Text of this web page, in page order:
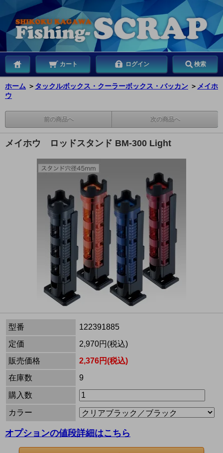
カート ログイン 検索
ホーム ＞ タックルボックス・クーラーボックス・バッカン ＞ メイホ
ウ
前の商品へ 次の商品へ
メイホウ ロッドスタンド BM-300 Light
型番
122391885
定価
2,970円(税込)
販売価格
2,376円(税込)
在庫数
9
購入数
カラー
オプションの値段詳細はこちら